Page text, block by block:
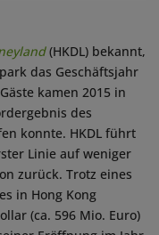
(HKDL) bekannt,
das Geschäftsjahr
kamen 2015 in
des
konnte. HKDL führt
Linie auf weniger
zurück. Trotz eines
in Hong Kong
(ca. 596 Mio. Euro)